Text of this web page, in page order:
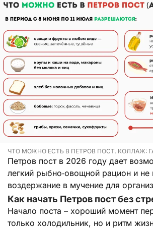
ЧТО МОЖНО ЕСТЬ В ПЕТРОВ ПОСТ. КОЛЛАЖ:
Петров пост в 2026 году дает
легкий рыбно‑овощной рацион и не
воздержание в мучение для
Как начать Петров пост без
Начало поста – хороший момент
только холодильник, но и ритм